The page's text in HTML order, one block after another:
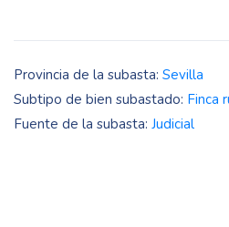
Provincia de la subasta: Sevilla
Subtipo de bien subastado: Finca
Fuente de la subasta: Judicial